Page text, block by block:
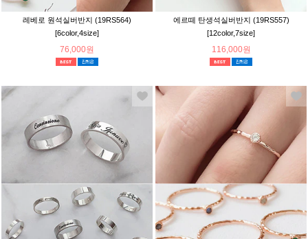
레베로 원석실버반지 (19RS564)
[6color,4size]
76,000원
에르떼 탄생석실버반지 (19RS557)
[12color,7size]
116,000원